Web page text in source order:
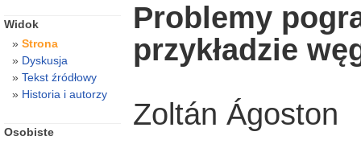
Problemy
przykładzie
Zoltán Ágoston
Widok
Strona
Dyskusja
Tekst źródłowy
Historia i autorzy
Osobiste